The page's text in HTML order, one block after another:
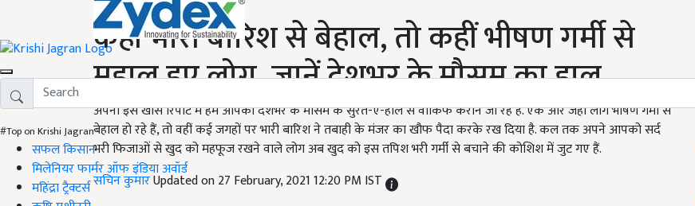
#Top on Krishi Jagran
सफल किसान
मिलेनियर फार्मर ऑफ इंडिया अवॉर्ड
महिंद्रा ट्रैक्टर्स
कहीं भारी बारिश से बेहाल, तो कहीं भीषण गर्मी से
मुहाल हुए लोग, जानें देशभर के मौसम का हाल
अपनी इस खास रिपोर्ट में हम आपको देशभर के मौसम के सुरत-ए-हाल से वाकिफ कराने जा रहे हैं. एक ओर जहां लोग भीषण गर्मी से
बेहाल हो रहे हैं, तो वहीं कई जगहों पर भारी बारिश ने तबाही के मंजर का खौफ पैदा करके रख दिया है. कल तक अपने आपको सर्द
भरी फिजाओं से खुद को महफूज रखने वाले लोग अब खुद को इस तपिश भरी गर्मी से बचाने की कोशिश में जुट गए हैं.
सचिन कुमारUpdated on 27 February, 2021 12:20 PM IST